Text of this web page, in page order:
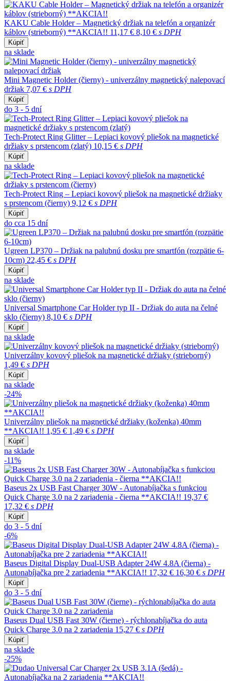
KAKU Cable Holder – Magnetický držiak na telefón a organizér
káblov (strieborný) **AKCIA!! 11,17 € 8,10 € s DPH
Kúpiť
na sklade
Mini Magnetic Holder (čierny) - univerzálny magnetický nalepovací
držiak 7,07 € s DPH
Kúpiť
do 3 - 5 dní
Tech-Protect Ring Glitter – Lepiaci kovový pliešok na magnetické
držiaky s prstencom (zlatý) 10,15 € s DPH
Kúpiť
na sklade
Tech-Protect Ring – Lepiaci kovový pliešok na magnetické držiaky
s prstencom (čierny) 9,12 € s DPH
Kúpiť
do cca 15 dní
Ugreen LP370 – Držiak na palubnú dosku pre smartfón (rozpätie 6-
10cm) 22,45 € s DPH
Kúpiť
na sklade
Universal Smartphone Car Holder typ II - Držiak do auta na čelné
sklo (čierny) 8,10 € s DPH
Kúpiť
na sklade
Univerzálny kovový pliešok na magnetické držiaky (strieborný)
1,49 € s DPH
Kúpiť
na sklade
-24%
Univerzálny pliešok na magnetické držiaky (koženka) 40mm
**AKCIA!! 1,95 € 1,49 € s DPH
Kúpiť
na sklade
-11%
Baseus 2x USB Fast Charger 30W - Autonabíjačka s funkciou
Quick Charge 3.0 na 2 zariadenia - čierna **AKCIA!! 19,37 €
17,32 € s DPH
Kúpiť
do 3 - 5 dní
-6%
Baseus Digital Display Dual-USB Adapter 24W 4.8A (čierna) -
Autonabíjačka pre 2 zariadenia **AKCIA!! 17,32 € 16,30 € s DPH
Kúpiť
do 3 - 5 dní
Baseus Dual USB Fast 30W (čierne) - rýchlonabíjačka do auta
Quick Charge 3.0 na 2 zariadenia 15,27 € s DPH
Kúpiť
na sklade
-25%